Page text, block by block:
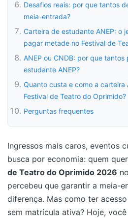
Desafios reais: por que tantos
meia-entrada?
Carteira de estudante ANEP: o
pagar metade no Festival de
ANEP ou CNDB: por que
estudante ANEP?
Quanto custa e como a carteira
Festival de Teatro do Oprimido?
Perguntas frequentes
Ingressos mais caros, eventos
busca por economia: quem
de Teatro do Oprimido 2026
percebeu que garantir a meia-
diferença. Mas como ter
sem matrícula ativa? Hoje,